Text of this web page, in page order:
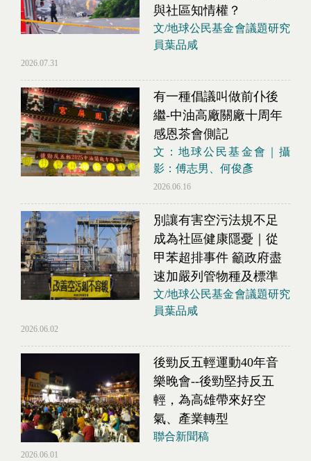
與社區知情權？
文/地球公民基金會議題研究
員葉品咸
2026.07.31
有一種倡議叫做前仆後
繼-中油高廠關廠十周年
感恩茶會側記
文：地球公民基金會｜攝
影：傅志男、何俊彥
2026.06.16
別讓有害空污法規不足
成為社區健康隱憂｜從
甲苯超排事件 籲政府盡
速加嚴列管物種及標準
文/地球公民基金會議題研究
員葉品咸
2026.06.02
後勁反五輕運動40年音
樂晚會--後勁堅持反五
輕，為高雄帶來好空
氣、產業轉型
聯合新聞稿
2026.06.01